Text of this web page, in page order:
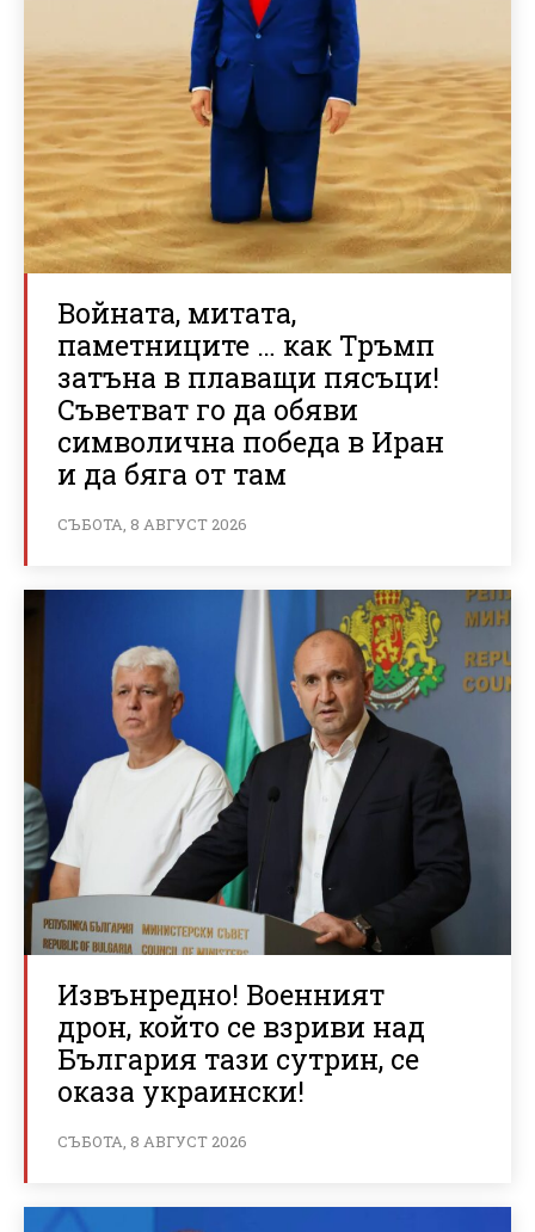
Войната, митата,
паметниците … как Тръмп
затъна в плаващи пясъци!
Съветват го да обяви
символична победа в Иран
и да бяга от там
СЪБОТА, 8 АВГУСТ 2026
Извънредно! Военният
дрон, който се взриви над
България тази сутрин, се
оказа украински!
СЪБОТА, 8 АВГУСТ 2026